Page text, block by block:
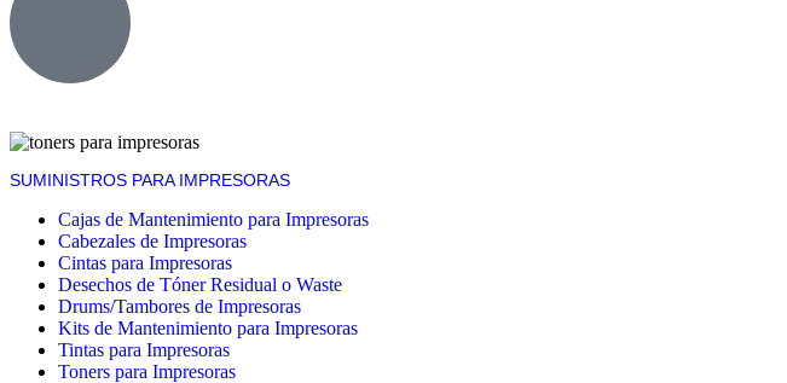
SUMINISTROS PARA IMPRESORAS
Cajas de Mantenimiento para Impresoras
Cabezales de Impresoras
Cintas para Impresoras
Desechos de Tóner Residual o Waste
Drums/Tambores de Impresoras
Kits de Mantenimiento para Impresoras
Tintas para Impresoras
Toners para Impresoras